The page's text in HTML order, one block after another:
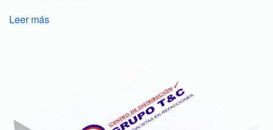
Leer más